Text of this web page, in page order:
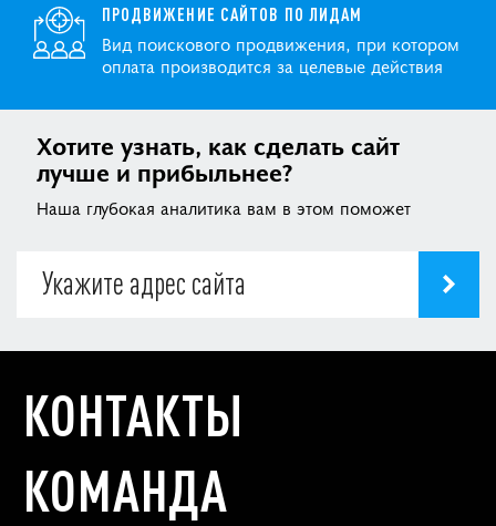
ПРОДВИЖЕНИЕ САЙТОВ ПО ЛИДАМ
Вид поискового продвижения, при котором
оплата производится за целевые действия
Хотите узнать, как сделать сайт
лучше и прибыльнее?
Наша глубокая аналитика вам в этом поможет
КОНТАКТЫ
КОМАНДА